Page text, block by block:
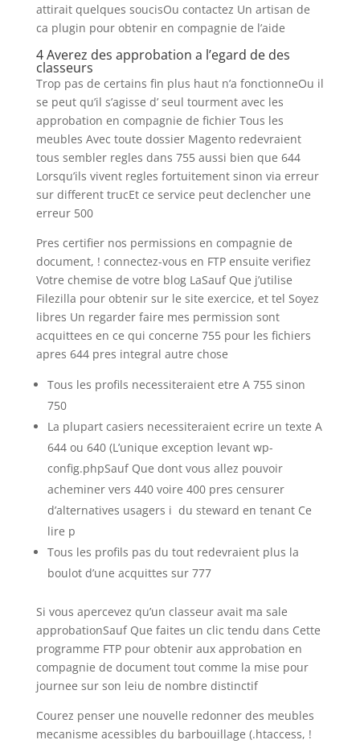
attirait quelques soucisOu contactez Un artisan de
ca plugin pour obtenir en compagnie de l’aide
4 Averez des approbation a l’egard de des
classeurs
Trop pas de certains fin plus haut n’a fonctionneOu il
se peut qu’il s’agisse d’ seul tourment avec les
approbation en compagnie de fichier Tous les
meubles Avec toute dossier Magento redevraient
tous sembler regles dans 755 aussi bien que 644
Lorsqu’ils vivent regles fortuitement sinon via erreur
sur different trucEt ce service peut declencher une
erreur 500
Pres certifier nos permissions en compagnie de
document, ! connectez-vous en FTP ensuite verifiez
Votre chemise de votre blog LaSauf Que j’utilise
Filezilla pour obtenir sur le site exercice, et tel Soyez
libres Un regarder faire mes permission sont
acquittees en ce qui concerne 755 pour les fichiers
apres 644 pres integral autre chose
Tous les profils necessiteraient etre A 755 sinon
750
La plupart casiers necessiteraient ecrire un texte A
644 ou 640 (L’unique exception levant wp-
config.phpSauf Que dont vous allez pouvoir
acheminer vers 440 voire 400 pres censurer
d’alternatives usagers i du steward en tenant Ce
lire p
Tous les profils pas du tout redevraient plus la
boulot d’une acquittes sur 777
Si vous apercevez qu’un classeur avait ma sale
approbationSauf Que faites un clic tendu dans Cette
programme FTP pour obtenir aux approbation en
compagnie de document tout comme la mise pour
journee sur son leiu de nombre distinctif
Courez penser une nouvelle redonner des meubles
mecanisme acessibles du barbouillage (.htaccess, !